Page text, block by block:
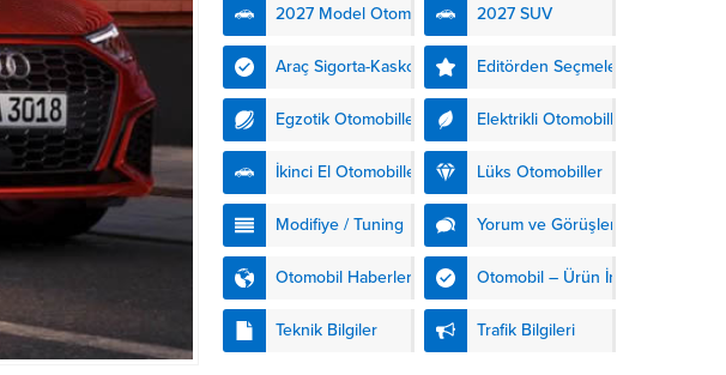
teknolojisiyle buluşturuyor.
DS Automobiles’in yeni...
2027 Model Otomobiller 2027 SUV
Araç Sigorta-Kasko Editörden Seçmeler
Egzotik Otomobiller Elektrikli Otomobiller
İkinci El Otomobiller Lüks Otomobiller
Modifiye / Tuning Yorum ve Görüşler
Otomobil Haberleri Otomobil – Ürün İnceleme
Teknik Bilgiler Trafik Bilgileri